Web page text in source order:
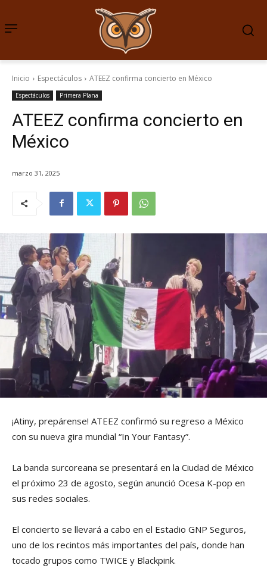
Inicio Espectáculos ATEEZ confirma concierto en México
Espectáculos Primera Plana
ATEEZ confirma concierto en
México
marzo 31, 2025
¡Atiny, prepárense! ATEEZ confirmó su regreso a México
con su nueva gira mundial “In Your Fantasy”.
La banda surcoreana se presentará en la Ciudad de México
el próximo 23 de agosto, según anunció Ocesa K-pop en
sus redes sociales.
El concierto se llevará a cabo en el Estadio GNP Seguros,
uno de los recintos más importantes del país, donde han
tocado grupos como TWICE y Blackpink.